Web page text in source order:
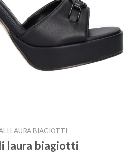
LAURA BIAGIOTTI
laura biagiotti